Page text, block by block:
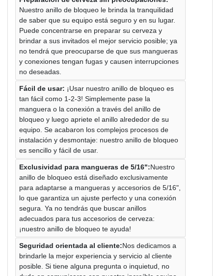
Nuestro anillo de bloqueo le brinda la tranquilidad
de saber que su equipo está seguro y en su lugar.
Puede concentrarse en preparar su cerveza y
brindar a sus invitados el mejor servicio posible; ya
no tendrá que preocuparse de que sus mangueras
y conexiones tengan fugas y causen interrupciones
no deseadas.
Fácil de usar: ¡Usar nuestro anillo de bloqueo es
tan fácil como 1-2-3! Simplemente pase la
manguera o la conexión a través del anillo de
bloqueo y luego apriete el anillo alrededor de su
equipo. Se acabaron los complejos procesos de
instalación y desmontaje: nuestro anillo de bloqueo
es sencillo y fácil de usar.
Exclusividad para mangueras de 5/16":Nuestro
anillo de bloqueo está diseñado exclusivamente
para adaptarse a mangueras y accesorios de 5/16",
lo que garantiza un ajuste perfecto y una conexión
segura. Ya no tendrás que buscar anillos
adecuados para tus accesorios de cerveza:
¡nuestro anillo de bloqueo te ayuda!
Seguridad orientada al cliente:Nos dedicamos a
brindarle la mejor experiencia y servicio al cliente
posible. Si tiene alguna pregunta o inquietud, no